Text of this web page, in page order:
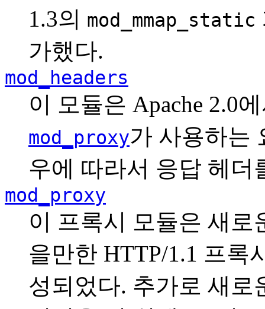
1.3의 mod_mmap_static
가했다.
mod_headers
이 모듈은 Apache 2.0
mod_proxy가 사용하는
우에 따라서 응답 헤더
mod_proxy
이 프록시 모듈은 새로
을만한 HTTP/1.1 프록
성되었다. 추가로 새로